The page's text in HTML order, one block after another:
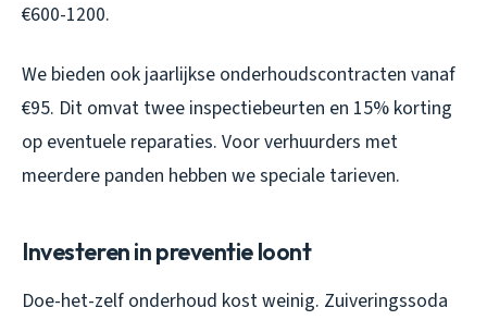
€600-1200.
We bieden ook jaarlijkse onderhoudscontracten vanaf
€95. Dit omvat twee inspectiebeurten en 15% korting
op eventuele reparaties. Voor verhuurders met
meerdere panden hebben we speciale tarieven.
Investeren in preventie loont
Doe-het-zelf onderhoud kost weinig. Zuiveringssoda